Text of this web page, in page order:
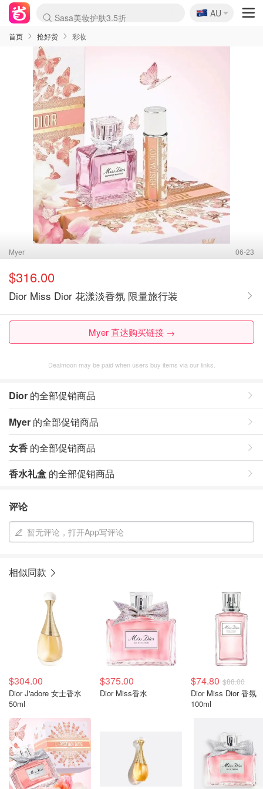
lululemon折扣上新
Sasa美妆护肤3.5折
SSENSE年中2.5折
FreshBeauty好价汇总
Cettire降价+叠9折
WWS Coles超市实拍
viagogo二手票捡漏
Myer超级周末
The Outnet奢牌1折起
David Jones 3折起
Flannels大牌1折
Perfumes Club护肤1折
AMIRO面罩$251
Amazon折扣汇总
eToro入金$200送$50
Amazon数码好物
ICONIC本周7.5折
ThedoubleF高奢地板价
Moose Knuckles 6折
丝芙兰5折起
EUFY摄像头$98
Selenichast首饰2折
Trip机票酒店促销
YSL送5件彩妆礼
Amazon家居好物
Amazon美妆护肤
雅漾大喷$8
过敏原检测盒$33
伊索独家赠50ml沐浴露
科颜氏高保湿面霜$29
SEALIFE海洋馆门票6折
丝塔芙大白罐$16
订阅Newsletter送香薰
Cult Beauty 6.8折
Harrods圣诞日历$525
LN-CC奢牌私促3折
d'Alba空姐喷雾$16
EVE LOM套装£56
Bernardelli独家4折
Adore Beauty 6折起
CT圣诞日历
Mytheresa奢品2.7折
Luxury Escapes 9折
Currentbody美容仪$881
MOON Garden Live
Roborock扫地机$649
Tingo Life水杯$24
Valentino官网5折
CR洗护套装$23
修丽可4件套$159
Myer彩妆2件7折
GANNI官网4.5折
Stylevana韩妆4折
Tessabit高奢8.5折
OGX洗发水$11
Amazon阿德莱德次日达
卡诗8.5折+赠礼
Philips Hue灯具8折
🇦🇺
AU
首页 抢好货 彩妆
Myer 06-23
$316.00
Dior Miss Dior 花漾淡香氛 限量旅行装
Myer 直达购买链接 →
Dealmoon may be paid when users buy items via our links.
Dior 的全部促销商品
Myer 的全部促销商品
女香 的全部促销商品
香水礼盒 的全部促销商品
评论
暂无评论，打开App写评论
相似同款
$304.00
Dior J'adore 女士香水
50ml
$375.00
Dior Miss香水
$74.80 $88.00
Dior Miss Dior 香氛
100ml